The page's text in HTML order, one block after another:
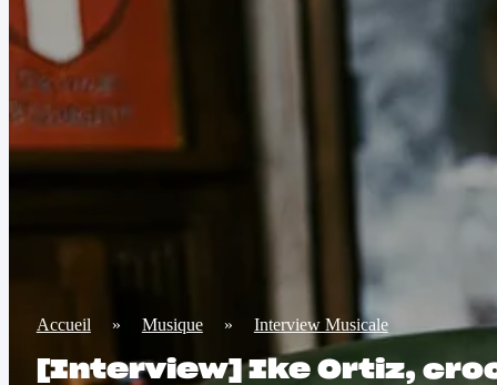
Accueil » Musique » Interview Musicale
[Interview] Ike Ortiz,